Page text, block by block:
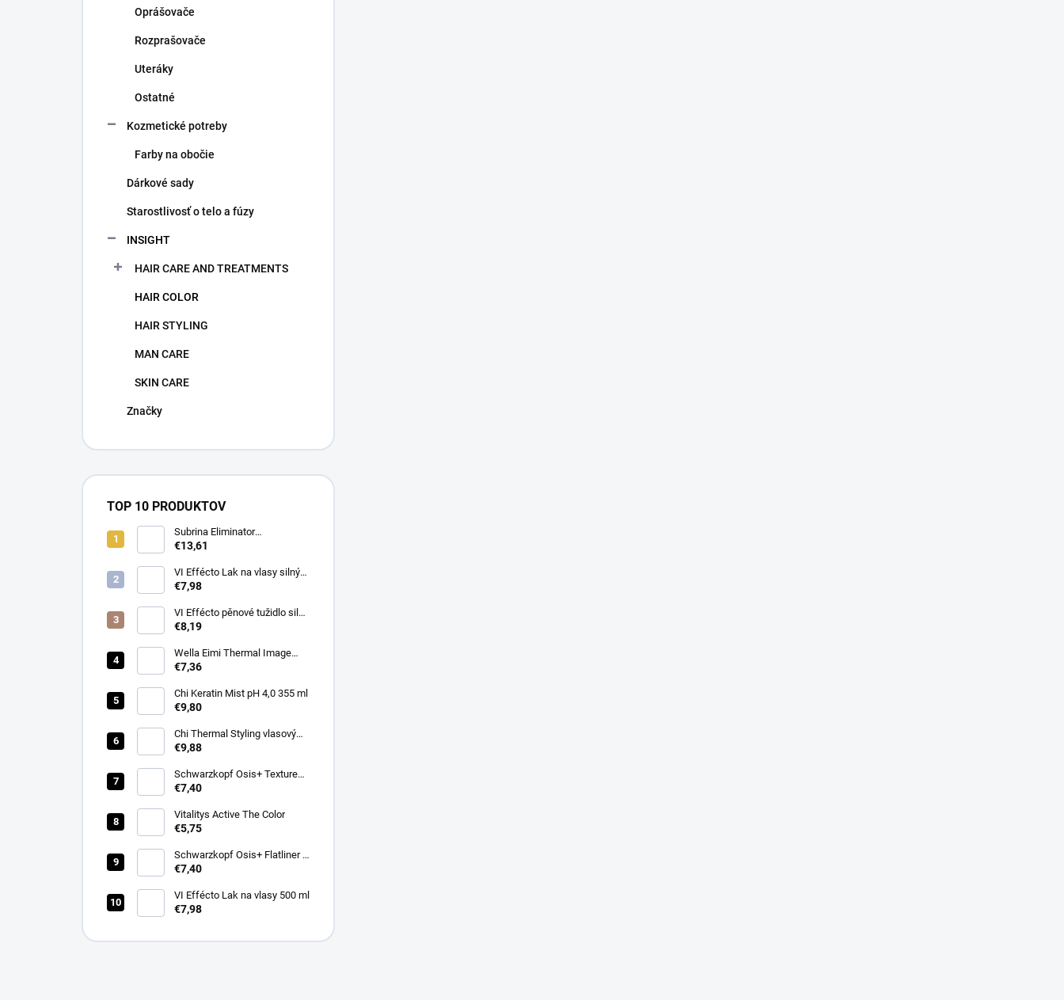
Oprášovače
Rozprašovače
Uteráky
Ostatné
Kozmetické potreby
Farby na obočie
Dárkové sady
Starostlivosť o telo a fúzy
INSIGHT
HAIR CARE AND TREATMENTS
HAIR COLOR
HAIR STYLING
MAN CARE
SKIN CARE
Značky
TOP 10 PRODUKTOV
Subrina Eliminator
odstraňovač barvy 2 x 100 ml
€13,61
VI Effécto Lak na vlasy silný
500 ml
€7,98
VI Effécto pěnové tužidlo silné
250 ml
€8,19
Wella Eimi Thermal Image
150 ml
€7,36
Chi Keratin Mist pH 4,0 355 ml
€9,80
Chi Thermal Styling vlasový
sprej pro lesk Shine Infusion
€9,88
Schwarzkopf Osis+ Texture
Thrill stylingová vláknitá guma
€7,40
Vitalitys Active The Color
€5,75
Schwarzkopf Osis+ Flatliner –
silně fixační sérum pro žehlení
€7,40
VI Effécto Lak na vlasy 500 ml
€7,98